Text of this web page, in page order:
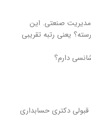
شده تراز ۳۷۵۰ رشته مدیریت صنعتی. این
هست. درسته؟ یعنی رتبه تقریبی
دارم؟
شانس قبولی دکتری حسابداری